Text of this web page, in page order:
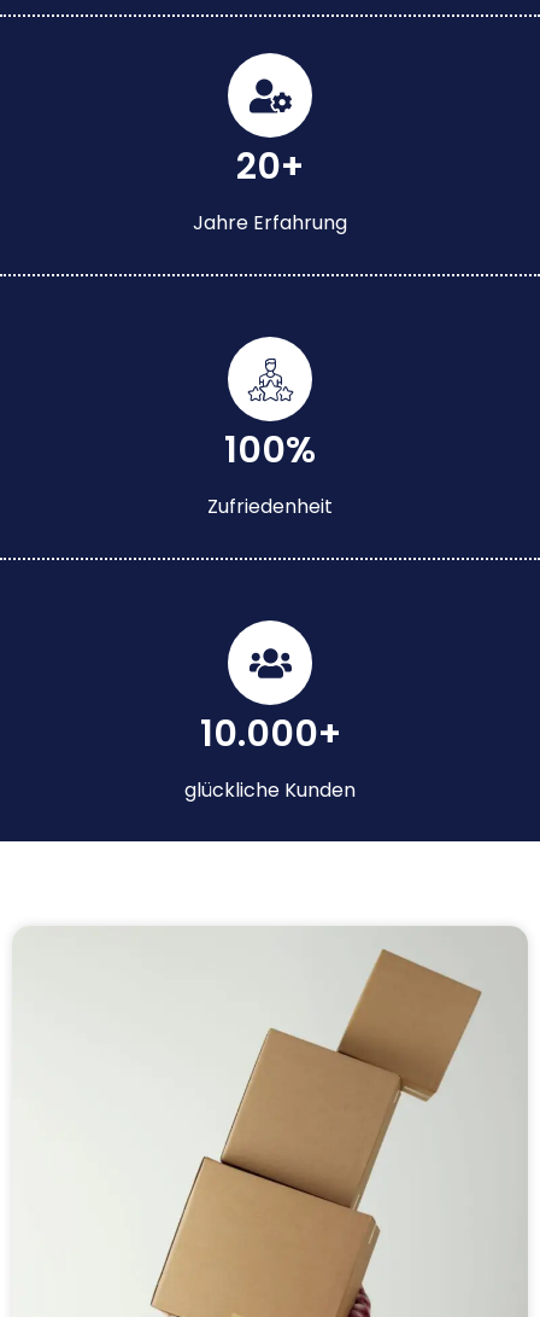
20+
Jahre Erfahrung
100%
Zufriedenheit
10.000+
glückliche Kunden